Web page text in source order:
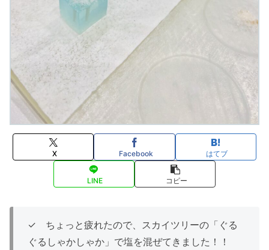
X Facebook はてブ
LINE コピー
✓ ちょっと疲れたので、スカイツリーの「ぐる
ぐるしゃかしゃか」で塩を混ぜてきました！！